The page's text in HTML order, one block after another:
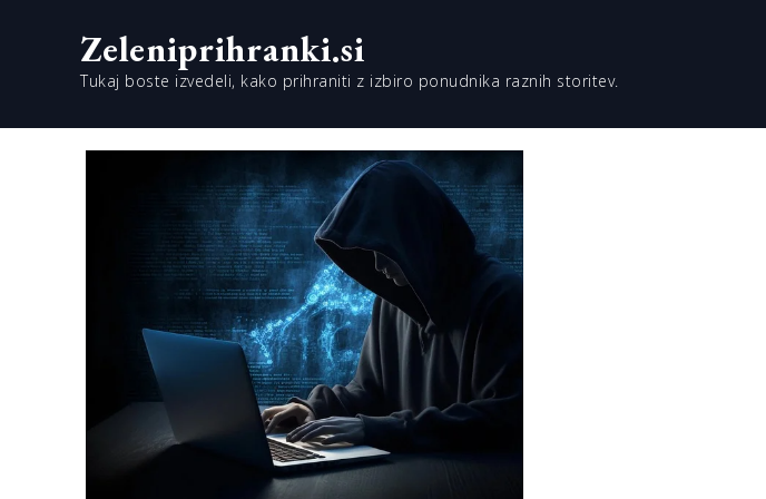
Zeleniprihranki.si
Tukaj boste izvedeli, kako prihraniti z izbiro ponudnika raznih storitev.